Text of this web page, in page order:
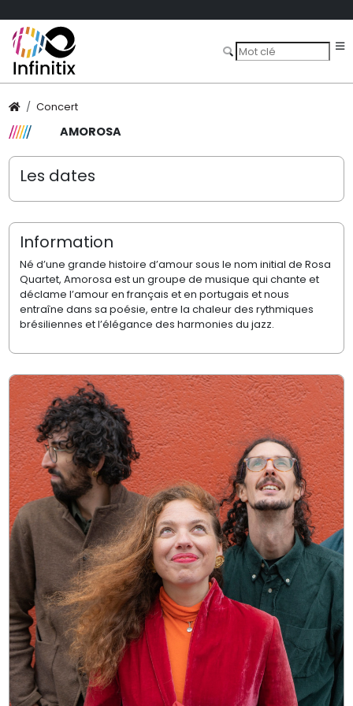
Concert
AMOROSA
Les dates
Information
Né d’une grande histoire d’amour sous le nom initial de Rosa
Quartet, Amorosa est un groupe de musique qui chante et
déclame l’amour en français et en portugais et nous
entraîne dans sa poésie, entre la chaleur des rythmiques
brésiliennes et l’élégance des harmonies du jazz.